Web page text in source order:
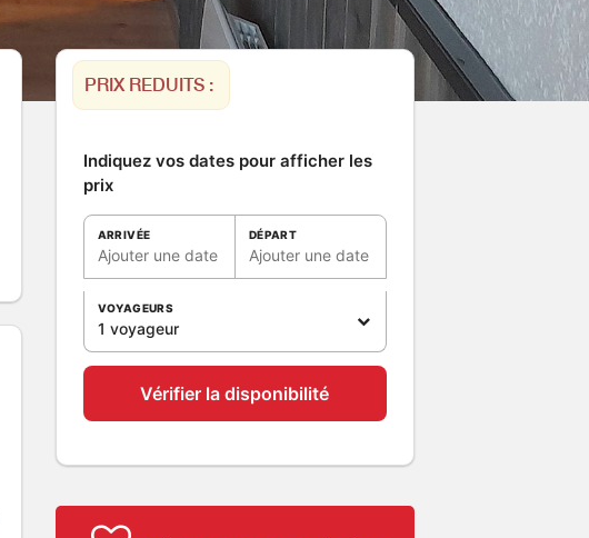
PRIX REDUITS :
Indiquez vos dates pour afficher les
prix
ARRIVÉE
Ajouter une date
DÉPART
Ajouter une date
VOYAGEURS
1 voyageur
Vérifier la disponibilité